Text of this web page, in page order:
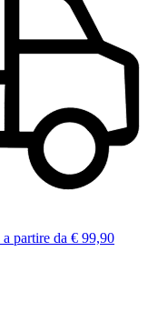
a partire da € 99,90